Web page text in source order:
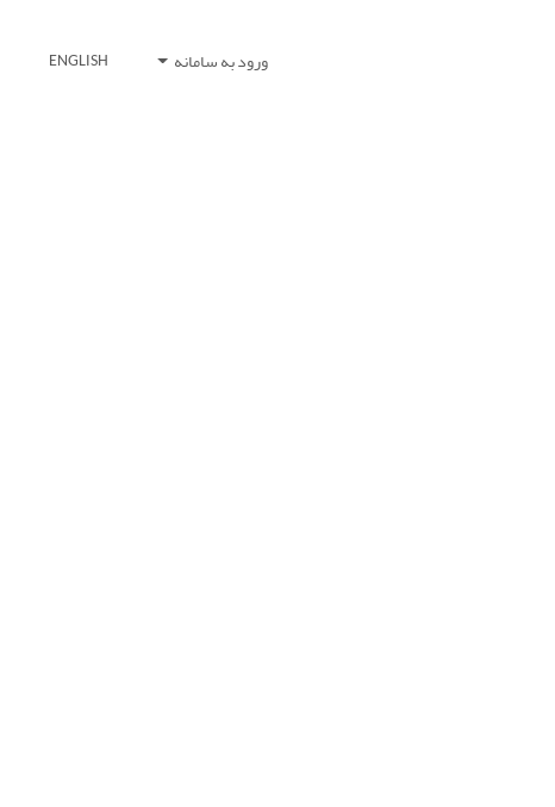
ورود به سامانه ENGLISH